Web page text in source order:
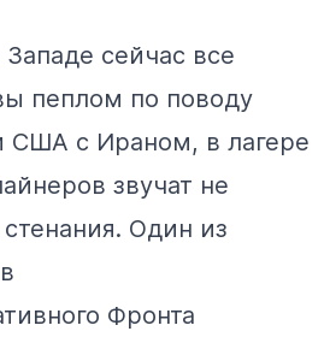
сейчас все
пеплом по поводу
США с Ираном, в лагере
звучат не
Один из
Фронта